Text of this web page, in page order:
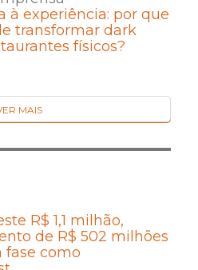
à experiência: por que
transformar dark
físicos?
MAIS
R$ 1,1 milhão,
de R$ 502 milhões
fase como